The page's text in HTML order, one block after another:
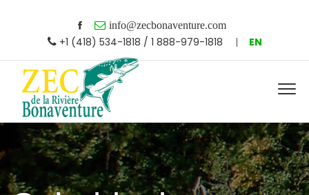
info@zecbonaventure.com
+1 (418) 534-1818 / 1 888-979-1818 | EN